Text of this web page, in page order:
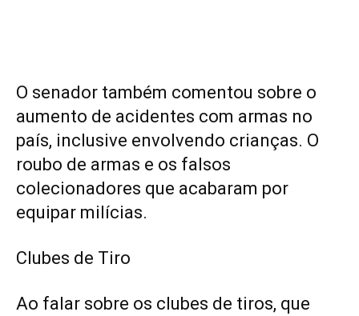
O senador também comentou sobre o
aumento de acidentes com armas no
país, inclusive envolvendo crianças. O
roubo de armas e os falsos
colecionadores que acabaram por
equipar milícias.
Clubes de Tiro
Ao falar sobre os clubes de tiros, que